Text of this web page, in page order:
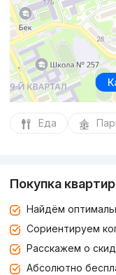
Еда
Покупка
Найдём
Сориентируем
Расскажем о
Абсолютно